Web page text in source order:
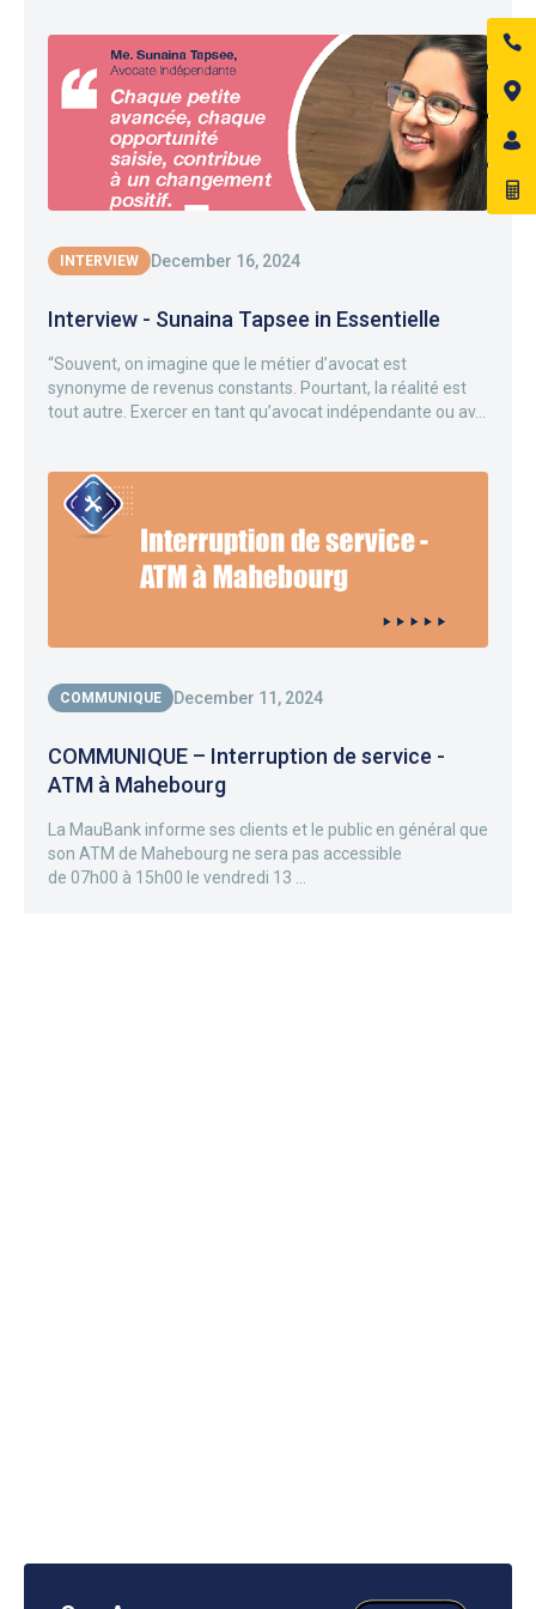
INTERVIEW December 16, 2024
Interview - Sunaina Tapsee in Essentielle
“Souvent, on imagine que le métier d’avocat est
synonyme de revenus constants. Pourtant, la réalité est
tout autre. Exercer en tant qu’avocat indépendante ou av...
COMMUNIQUE December 11, 2024
COMMUNIQUE – Interruption de service -
ATM à Mahebourg
La MauBank informe ses clients et le public en général que
son ATM de Mahebourg ne sera pas accessible
de 07h00 à 15h00 le vendredi 13 ...